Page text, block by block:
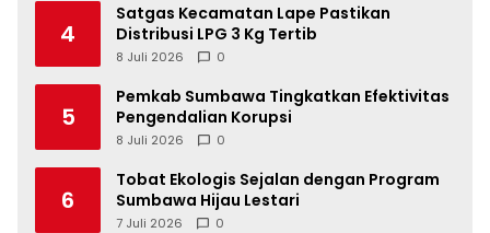
4
Satgas Kecamatan Lape Pastikan
Distribusi LPG 3 Kg Tertib
8 Juli 2026 0
5
Pemkab Sumbawa Tingkatkan Efektivitas
Pengendalian Korupsi
8 Juli 2026 0
6
Tobat Ekologis Sejalan dengan Program
Sumbawa Hijau Lestari
7 Juli 2026 0